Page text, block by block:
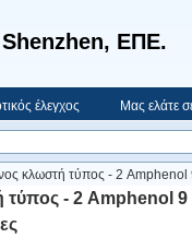
Shenzhen, ΕΠΕ.
έλεγχος Μας ελάτε
κλωστή τύπος - 2
- 2 Amphenol